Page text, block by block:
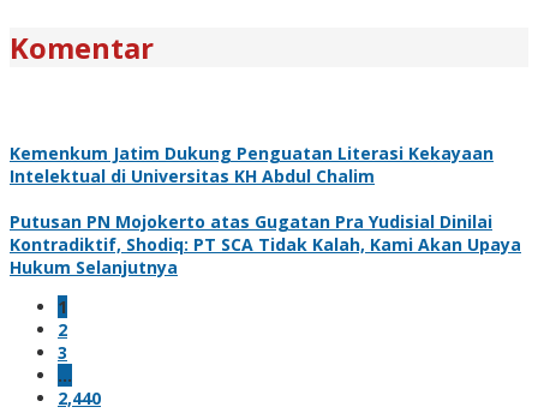
Komentar
Kemenkum Jatim Dukung Penguatan Literasi Kekayaan
Intelektual di Universitas KH Abdul Chalim
Putusan PN Mojokerto atas Gugatan Pra Yudisial Dinilai
Kontradiktif, Shodiq: PT SCA Tidak Kalah, Kami Akan Upaya
Hukum Selanjutnya
1
2
3
…
2,440